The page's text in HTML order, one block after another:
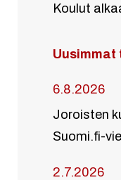
Koulut
6.8.2026
Joroisten
Suomi.fi-
2.7.2026